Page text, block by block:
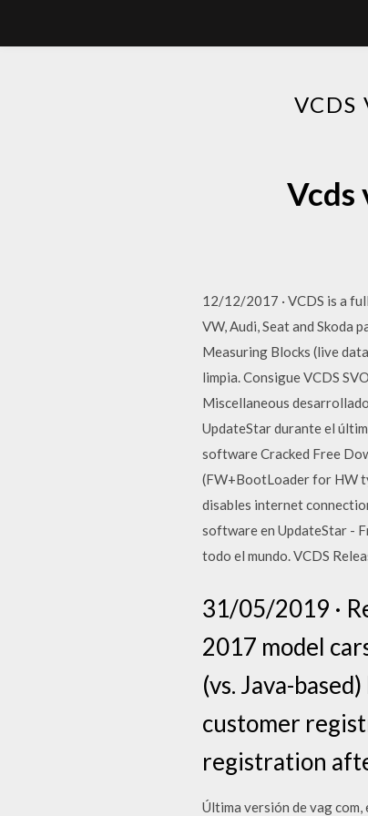
VCDS
Vcds
12/12/2017 · VCDS is a
VW, Audi, Seat and Skoda
Measuring Blocks (live
limpia. Consigue VCDS
Miscellaneous
UpdateStar durante el
software Cracked Free
(FW+BootLoader for HW
disables internet
software en UpdateStar -
todo el mundo. VCDS
31/05/2019 ·
2017 model
(vs. Java-
customer
registration
Última versión de vag